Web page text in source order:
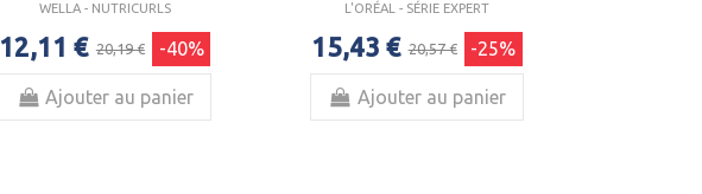
WELLA - NUTRICURLS
12,11 € 20,19 € -40%
Ajouter au panier
L'ORÉAL - SÉRIE EXPERT
15,43 € 20,57 € -25%
Ajouter au panier